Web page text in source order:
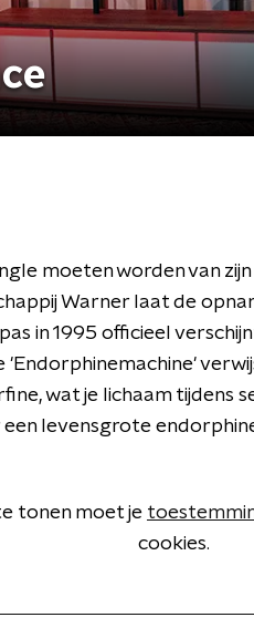
moeten worden van
Warner laat de
in 1995 officieel
'Endorphinemachine'
wat je lichaam tijdens
een levensgrote
tonen moet je
cookies.